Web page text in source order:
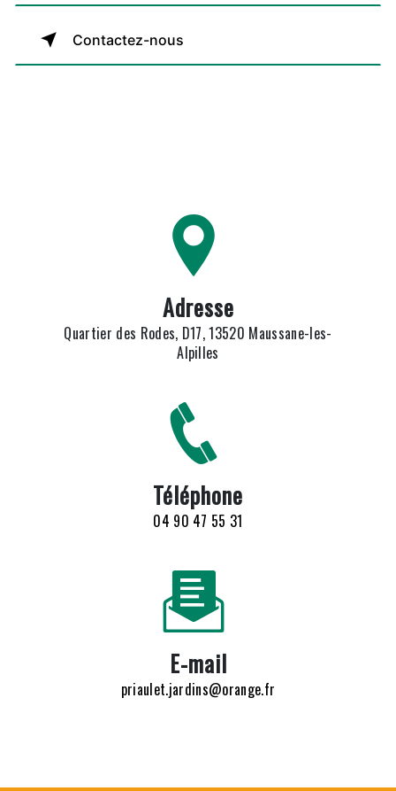
Contactez-nous
Adresse
Quartier des Rodes, D17, 13520 Maussane-les-
Alpilles
Téléphone
04 90 47 55 31
E-mail
priaulet.jardins@orange.fr